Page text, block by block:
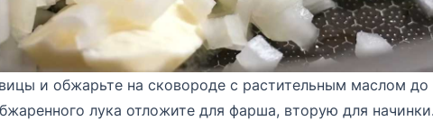
и обжарьте на сковороде с растительным маслом до
лука отложите для фарша, вторую для